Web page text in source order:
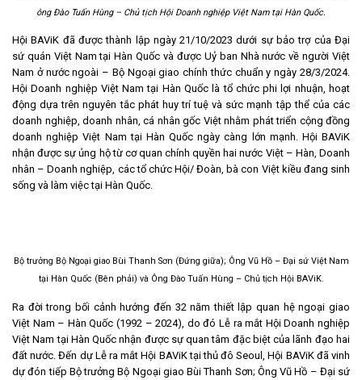
ông Đào Tuấn Hùng – Chủ tịch Hội Doanh nghiệp Việt Nam tại Hàn Quốc.
Hội BAViK đã được thành lập ngày 21/10/2023 dưới sự bảo trợ của Đại
sứ quán Việt Nam tại Hàn Quốc và được Uỷ ban Nhà nước về người Việt
Nam ở nước ngoài – Bộ Ngoại giao chính thức chuẩn y ngày 28/3/2024.
Hội Doanh nghiệp Việt Nam tại Hàn Quốc là tổ chức phi lợi nhuận, hoạt
động dựa trên nguyên tắc phát huy trí tuệ và sức mạnh tập thể của các
doanh nghiệp, doanh nhân, cá nhân gốc Việt nhằm phát triển cộng đồng
doanh nghiệp Việt Nam tại Hàn Quốc ngày càng lớn mạnh. Hội BAViK
nhận được sự ủng hộ từ cơ quan chính quyền hai nước Việt – Hàn, Doanh
nhân – Doanh nghiệp, các tổ chức Hội/ Đoàn, bà con Việt kiều đang sinh
sống và làm việc tại Hàn Quốc.
Bộ trưởng Bộ Ngoại giao Bùi Thanh Sơn (Đứng giữa); Ông Vũ Hồ – Đại sứ Việt Nam
tại Hàn Quốc (Bên phải) và Ông Đào Tuấn Hùng – Chủ tịch Hội BAViK.
Ra đời trong bối cảnh hướng đến 32 năm thiết lập quan hệ ngoại giao
Việt Nam – Hàn Quốc (1992 – 2024), do đó Lễ ra mắt Hội Doanh nghiệp
Việt Nam tại Hàn Quốc nhận được sự quan tâm đặc biệt của lãnh đạo hai
đất nước. Đến dự Lễ ra mắt Hội BAViK tại thủ đô Seoul, Hội BAViK đã vinh
dự đón tiếp Bộ trưởng Bộ Ngoại giao Bùi Thanh Sơn; Ông Vũ Hồ – Đại sứ